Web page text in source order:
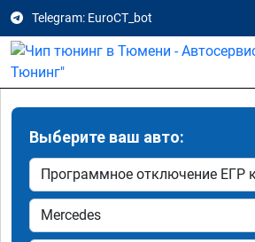
Telegram: EuroCT_bot
Выберите ваш авто: